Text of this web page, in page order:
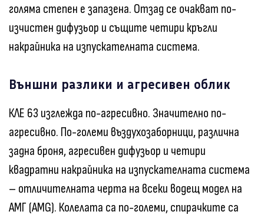
голяма степен е запазена. Отзад се очакват по-
изчистен дифузьор и същите четири кръгли
накрайника на изпускателната система.
Външни разлики и агресивен облик
КЛЕ 63 изглежда по-агресивно. Значително по-
агресивно. По-големи въздухозаборници, различна
задна броня, агресивен дифузьор и четири
квадратни накрайника на изпускателната система
– отличителната черта на всеки водещ модел на
АМГ (AMG). Колелата са по-големи, спирачките са